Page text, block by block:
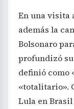
En una visita
además la
Bolsonaro
profundizó
definió como
«totalitario».
Lula en